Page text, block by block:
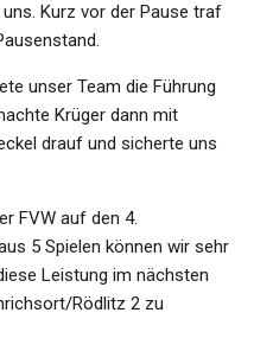
Kurz vor der Pause traf
unser Team die Führung
Krüger dann mit
drauf und sicherte uns
FVW auf den 4.
5 Spielen können wir sehr
Leistung im nächsten
Rödlitz 2 zu